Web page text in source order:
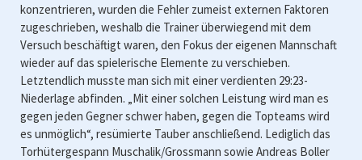
konzentrieren, wurden die Fehler zumeist externen Faktoren
zugeschrieben, weshalb die Trainer überwiegend mit dem
Versuch beschäftigt waren, den Fokus der eigenen Mannschaft
wieder auf das spielerische Elemente zu verschieben.
Letztendlich musste man sich mit einer verdienten 29:23-
Niederlage abfinden. „Mit einer solchen Leistung wird man es
gegen jeden Gegner schwer haben, gegen die Topteams wird
es unmöglich“, resümierte Tauber anschließend. Lediglich das
Torhütergespann Muschalik/Grossmann sowie Andreas Boller